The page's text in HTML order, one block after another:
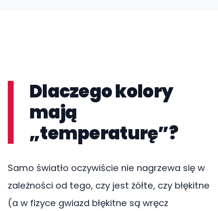
Dlaczego kolory
mają
„temperaturę”?
Samo światło oczywiście nie nagrzewa się w
zależności od tego, czy jest żółte, czy błękitne
(a w fizyce gwiazd błękitne są wręcz